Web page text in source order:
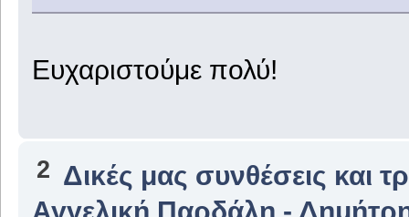
Ευχαριστούμε πολύ!
2 Δικές μας συνθέσεις και
Αγγελική Παρδάλη -